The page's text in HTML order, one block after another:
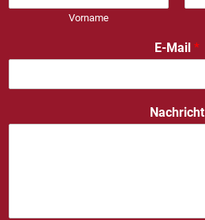
Vorname
E-Mail *
Nachricht